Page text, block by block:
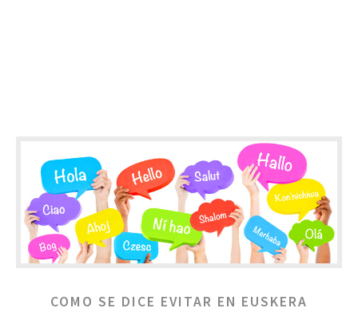
COMO SE DICE EVITAR EN EUSKERA